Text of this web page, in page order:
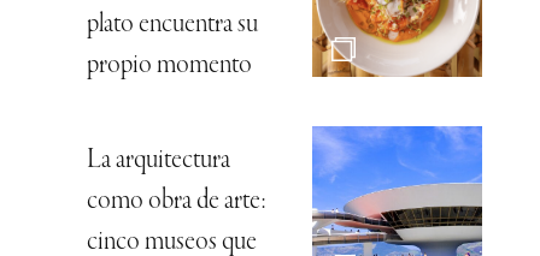
plato encuentra su
propio momento
La arquitectura
como obra de arte:
cinco museos que